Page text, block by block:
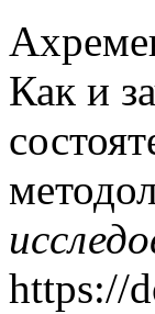
Как и
https://